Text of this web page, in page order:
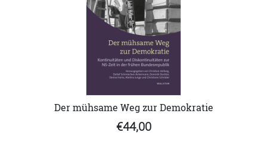
Der mühsame Weg zur Demokratie
€44,00